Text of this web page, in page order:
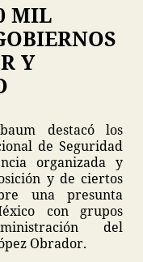
MIL
Y
destacó los
de Seguridad
organizada y
y de ciertos
una presunta
con grupos
del
Obrador.